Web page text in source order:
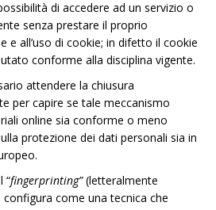
di accedere ad un servizio o
senza prestare il proprio
e all’uso di cookie; in difetto il cookie
conforme alla disciplina vigente.
attendere la chiusura
per capire se tale meccanismo
online sia conforme o meno
protezione dei dati personali sia in
“fingerprinting”(letteralmente
come una tecnica che